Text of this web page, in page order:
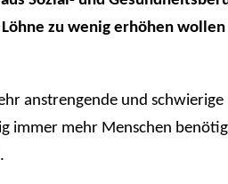
zu wenig erhöhen wollen
anstrengende und schwierige
immer mehr Menschen